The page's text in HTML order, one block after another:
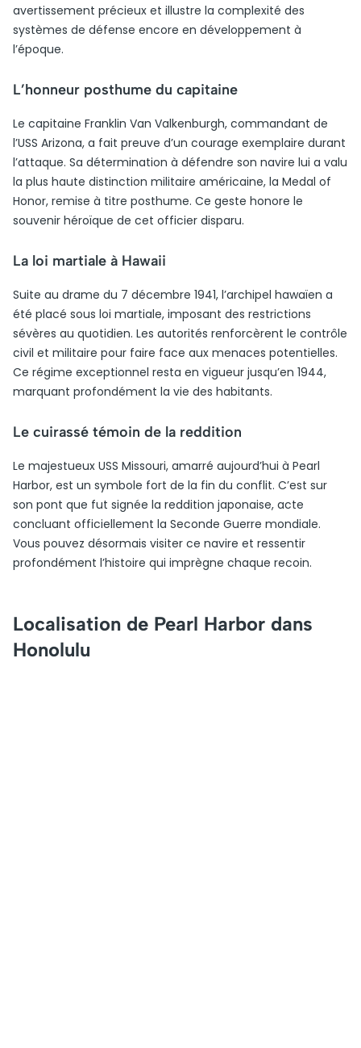
avertissement précieux et illustre la complexité des
systèmes de défense encore en développement à
l’époque.
L’honneur posthume du capitaine
Le capitaine Franklin Van Valkenburgh, commandant de
l’USS Arizona, a fait preuve d’un courage exemplaire durant
l’attaque. Sa détermination à défendre son navire lui a valu
la plus haute distinction militaire américaine, la Medal of
Honor, remise à titre posthume. Ce geste honore le
souvenir héroïque de cet officier disparu.
La loi martiale à Hawaii
Suite au drame du 7 décembre 1941, l’archipel hawaïen a
été placé sous loi martiale, imposant des restrictions
sévères au quotidien. Les autorités renforcèrent le contrôle
civil et militaire pour faire face aux menaces potentielles.
Ce régime exceptionnel resta en vigueur jusqu’en 1944,
marquant profondément la vie des habitants.
Le cuirassé témoin de la reddition
Le majestueux USS Missouri, amarré aujourd’hui à Pearl
Harbor, est un symbole fort de la fin du conflit. C’est sur
son pont que fut signée la reddition japonaise, acte
concluant officiellement la Seconde Guerre mondiale.
Vous pouvez désormais visiter ce navire et ressentir
profondément l’histoire qui imprègne chaque recoin.
Localisation de Pearl Harbor dans
Honolulu